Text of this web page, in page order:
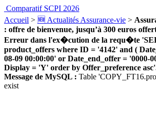
Comparatif SCPI 2026
Accueil > 🆕 Actualités Assurance-vie >
: offre de bienvenue, jusqu’à 300 euros
Erreur dans l'ex�cution de la requ�te
product_offers where ID = '4142' and (
08-09 00:00:00' or Date_end_offer = '0000-
Display = 'Y' order by Offer_preference
Message de MySQL : Table
exist